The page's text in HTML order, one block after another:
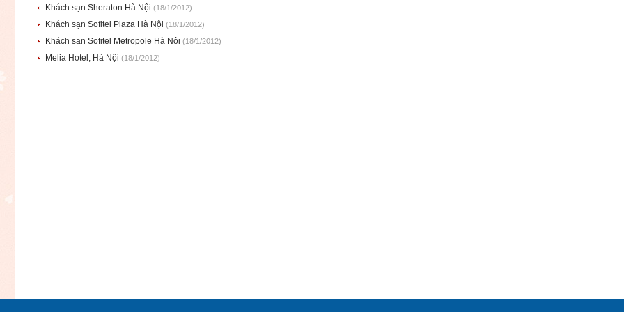
Khách sạn Sheraton Hà Nội (18/1/2012)
Khách sạn Sofitel Plaza Hà Nội (18/1/2012)
Khách sạn Sofitel Metropole Hà Nội (18/1/2012)
Melia Hotel, Hà Nội (18/1/2012)